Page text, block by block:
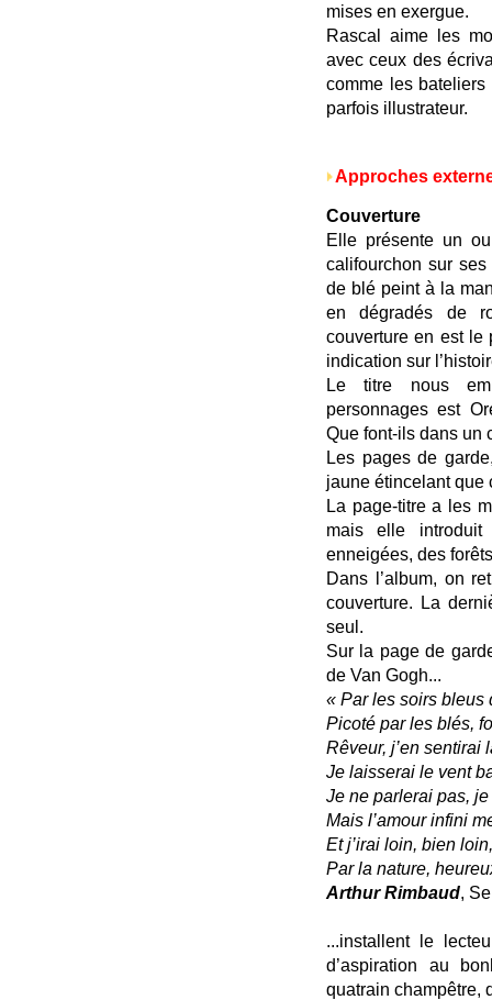
mises en exergue.
Rascal aime les
avec ceux des
comme les
parfois illustrateur.
Approches
Couverture
Elle présente un
califourchon sur
de blé peint à la
en dégradés de
couverture en est le
indication sur
Le titre nous
personnages est
Que font-ils dans un
Les pages de
jaune étincelant que
La page-titre a les
mais elle
enneigées, des
Dans l’album, on
couverture. La
seul.
Sur la page de
de Van Gogh...
« Par les soirs bleus
Picoté par les blés,
Rêveur, j’en sentirai
Je laisserai le vent
Je ne parlerai pas,
Mais l’amour infini
Et j’irai loin, bien
Par la nature,
Arthur Rimbaud,
...installent le
d’aspiration au
quatrain champêtre,